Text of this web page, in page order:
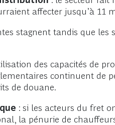
affecter jusqu’à 11
stagnent tandis que
des capacités de
continuent de
de douane.
: si les acteurs du fret
la pénurie de